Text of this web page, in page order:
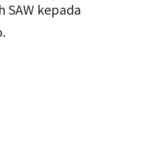
SAW kepada